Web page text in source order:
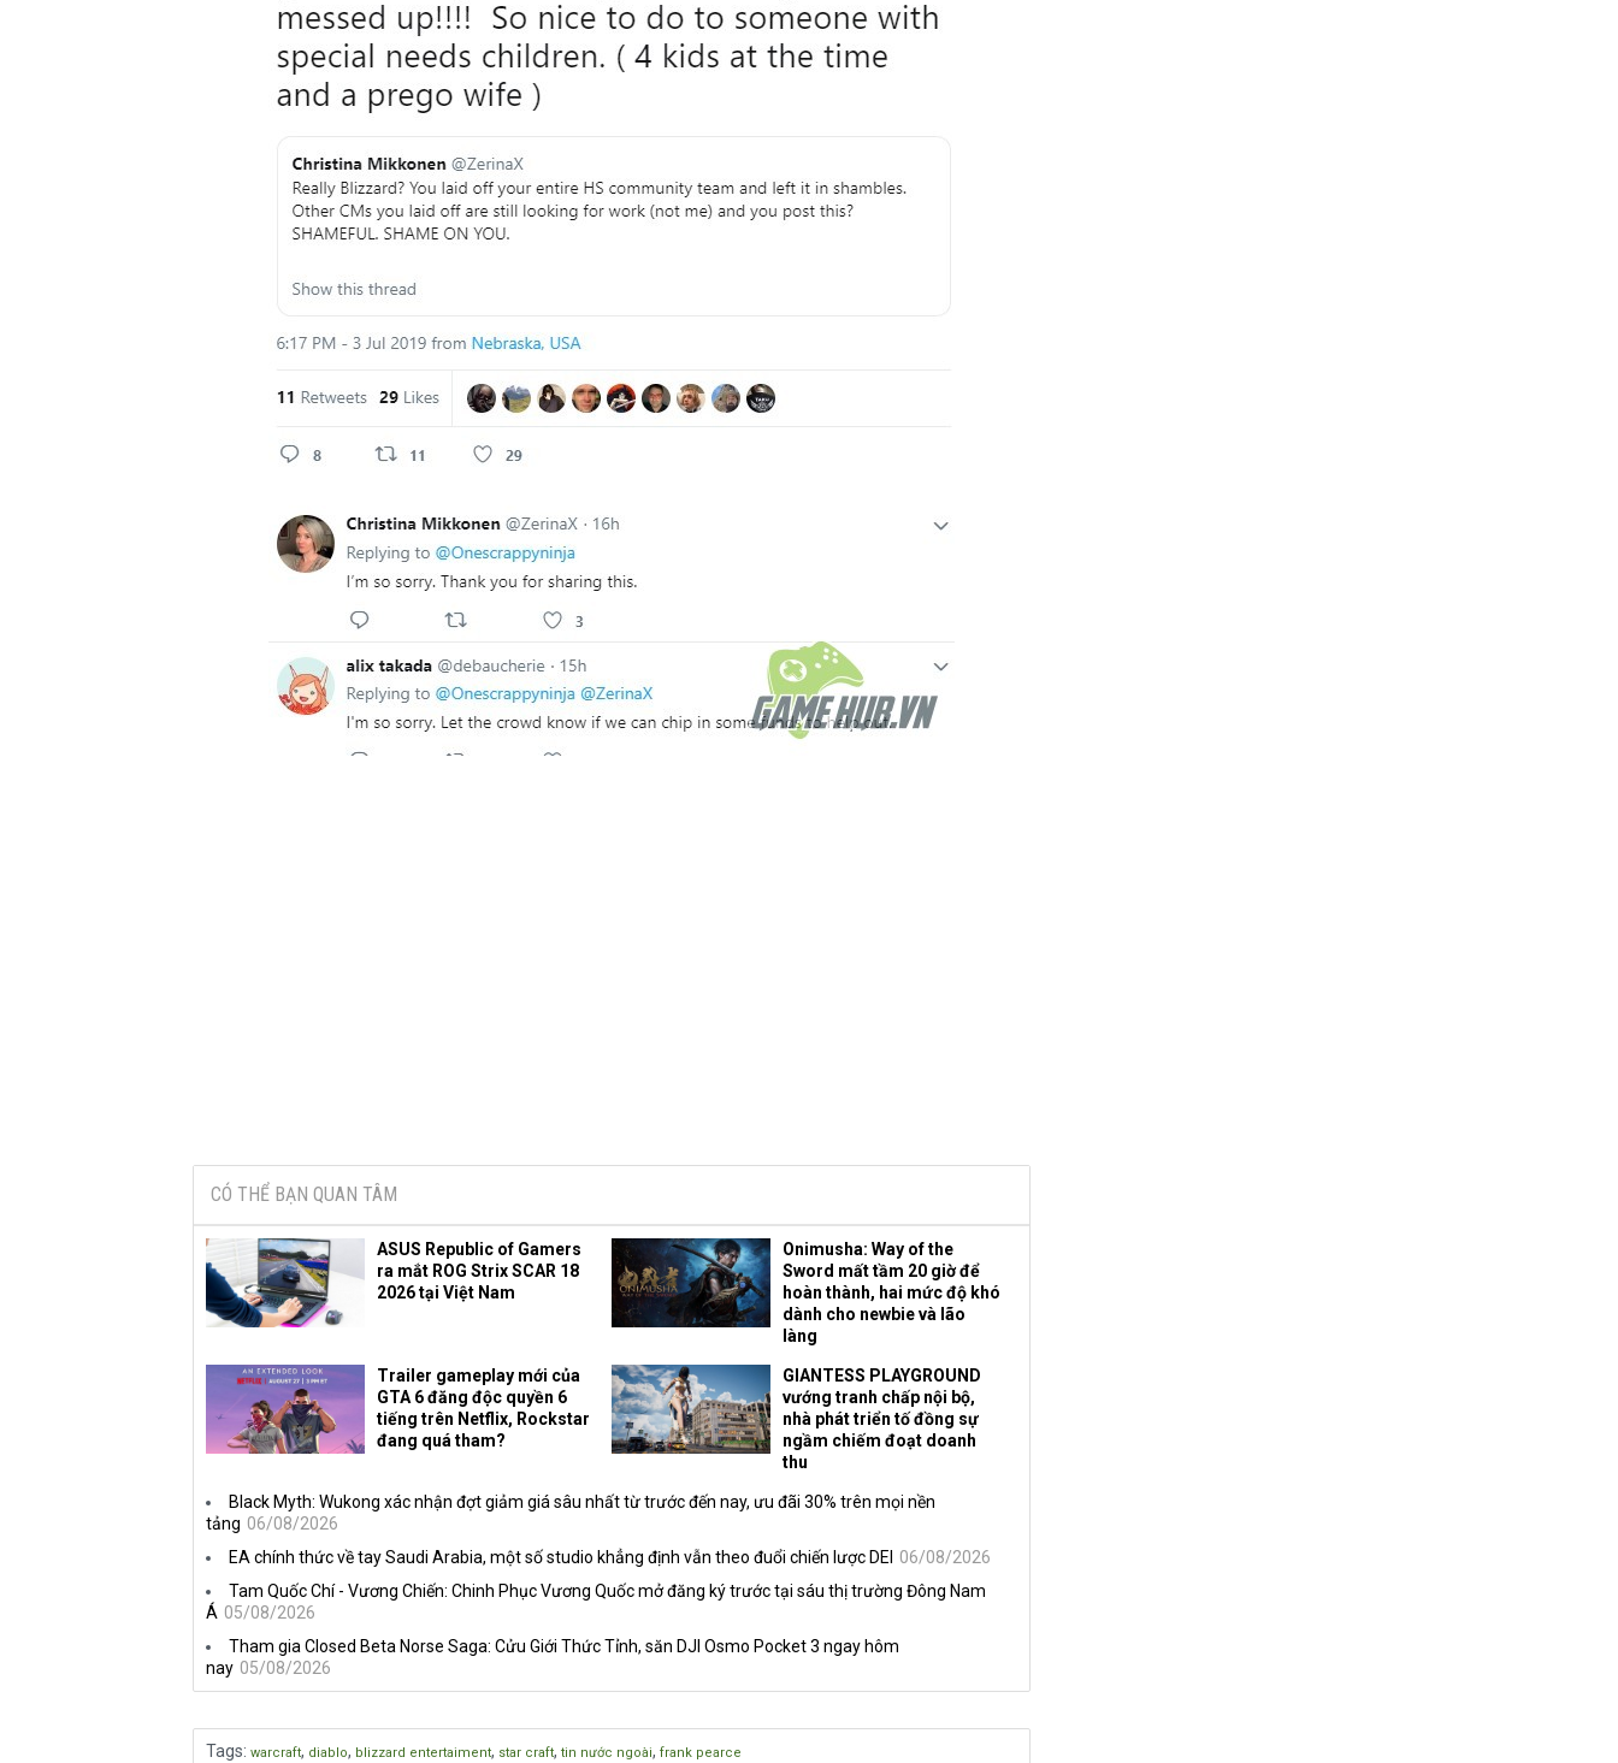
CÓ THỂ BẠN QUAN TÂM
ASUS Republic of Gamers
ra mắt ROG Strix SCAR 18
2026 tại Việt Nam
Onimusha: Way of the
Sword mất tầm 20 giờ để
hoàn thành, hai mức độ khó
dành cho newbie và lão
làng
Trailer gameplay mới của
GTA 6 đăng độc quyền 6
tiếng trên Netflix, Rockstar
đang quá tham?
GIANTESS PLAYGROUND
vướng tranh chấp nội bộ,
nhà phát triển tố đồng sự
ngầm chiếm đoạt doanh
thu
Black Myth: Wukong xác nhận đợt giảm giá sâu nhất từ trước đến nay, ưu đãi 30% trên mọi nền
tảng 06/08/2026
EA chính thức về tay Saudi Arabia, một số studio khẳng định vẫn theo đuổi chiến lược DEI
06/08/2026
Tam Quốc Chí - Vương Chiến: Chinh Phục Vương Quốc mở đăng ký trước tại sáu thị trường Đông Nam
Á 05/08/2026
Tham gia Closed Beta Norse Saga: Cửu Giới Thức Tỉnh, săn DJI Osmo Pocket 3 ngay hôm
nay 05/08/2026
Tags: warcraft, diablo, blizzard entertaiment, star craft, tin nước ngoài, frank pearce